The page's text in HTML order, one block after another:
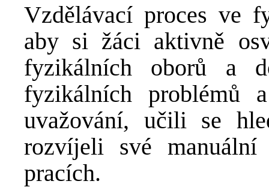
Vzdělávací proces ve
aby si žáci aktivně
fyzikálních oborů a
fyzikálních problémů
uvažování, učili se
rozvíjeli své manuální
pracích.